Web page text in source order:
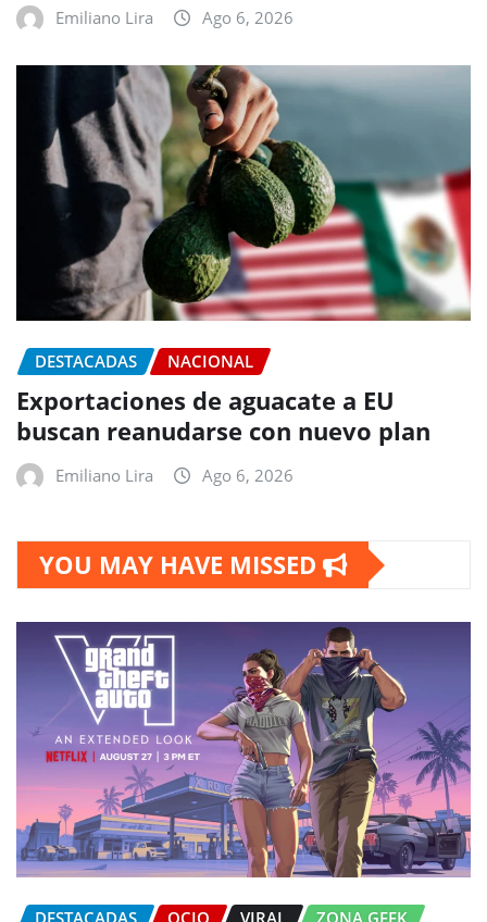
Emiliano Lira Ago 6, 2026
DESTACADAS NACIONAL
Exportaciones de aguacate a EU
buscan reanudarse con nuevo plan
Emiliano Lira Ago 6, 2026
YOU MAY HAVE MISSED